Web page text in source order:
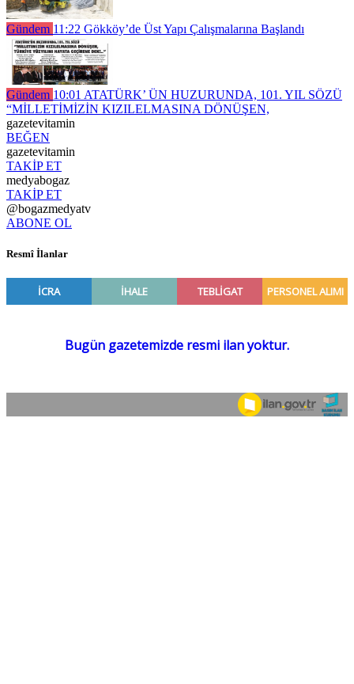
Gündem 11:22 Gökköy’de Üst Yapı Çalışmalarına Başlandı
Gündem 10:01 ATATÜRK’ ÜN HUZURUNDA, 101. YIL SÖZÜ
“MİLLETİMİZİN KIZILELMASINA DÖNÜŞEN,
gazetevitamin
BEĞEN
gazetevitamin
TAKİP ET
medyabogaz
TAKİP ET
@bogazmedyatv
ABONE OL
Resmî İlanlar